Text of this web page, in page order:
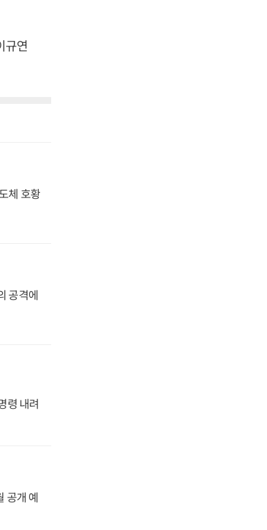
규연
체 호황
공격에
령 내려
공개 예